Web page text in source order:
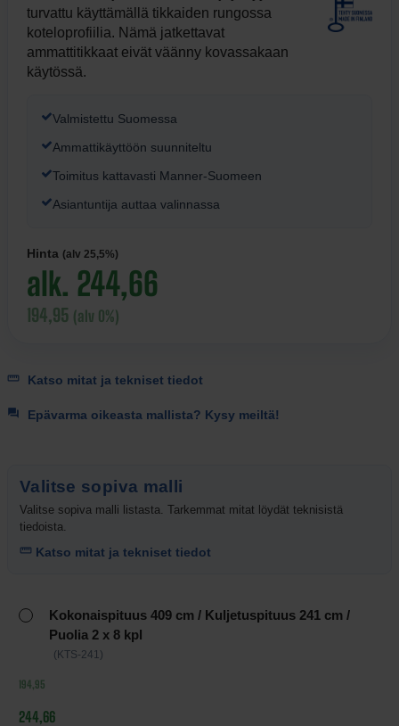
turvattu käyttämällä tikkaiden rungossa
koteloprofiilia. Nämä jatkettavat
ammattitikkaat eivät väänny kovassakaan
käytössä.
Valmistettu Suomessa
Ammattikäyttöön suunniteltu
Toimitus kattavasti Manner-Suomeen
Asiantuntija auttaa valinnassa
Hinta (alv 25,5%)
alk. 244,66
194,95 (alv 0%)
Katso mitat ja tekniset tiedot
Epävarma oikeasta mallista? Kysy meiltä!
Valitse sopiva malli
Valitse sopiva malli listasta. Tarkemmat mitat löydät teknisistä
tiedoista.
Katso mitat ja tekniset tiedot
vaihtoehdotKokonaispituus 409 cm / Kuljetuspituus 241 cm /
Puolia 2 x 8 kpl
(KTS-241)
194,95
244,66